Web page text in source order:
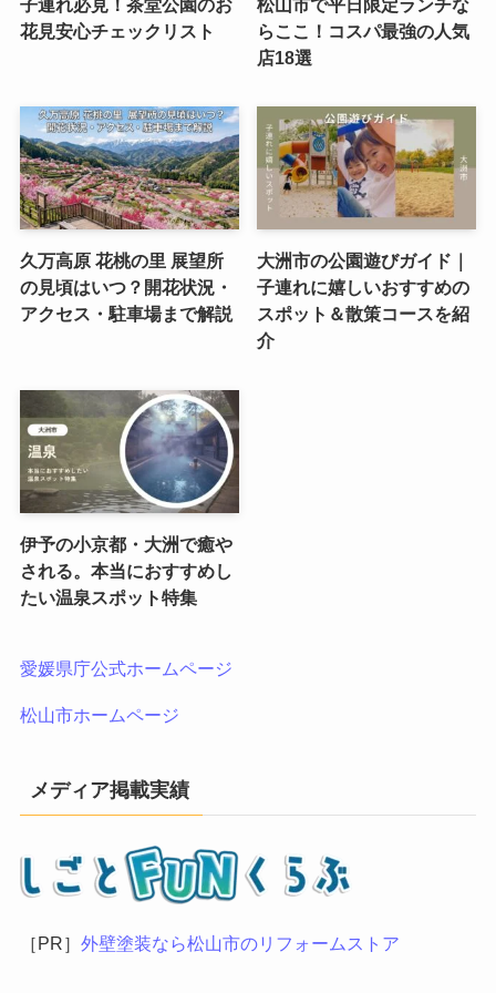
花見安心チェックリスト
らここ！コスパ最強の人気
店18選
久万高原 花桃の里 展望所
の見頃はいつ？開花状況・
アクセス・駐車場まで解説
大洲市の公園遊びガイド｜
子連れに嬉しいおすすめの
スポット＆散策コースを紹
介
伊予の小京都・大洲で癒や
される。本当におすすめし
たい温泉スポット特集
愛媛県庁公式ホームページ
松山市ホームページ
メディア掲載実績
［PR］ 外壁塗装なら松山市のリフォームストア